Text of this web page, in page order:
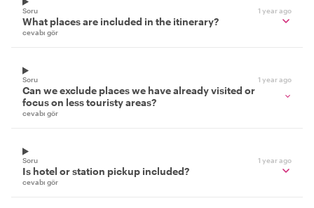
Soru 1 year ago
What places are included in the itinerary?
cevabı gör
Soru 1 year ago
Can we exclude places we have already visited or
focus on less touristy areas?
cevabı gör
Soru 1 year ago
Is hotel or station pickup included?
cevabı gör